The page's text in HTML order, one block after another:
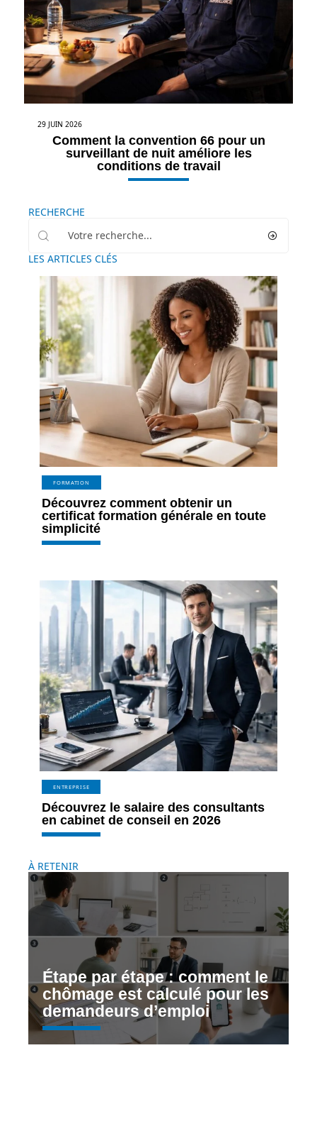
29 JUIN 2026
Comment la convention 66 pour un
surveillant de nuit améliore les
conditions de travail
RECHERCHE
LES ARTICLES CLÉS
FORMATION
Découvrez comment obtenir un
certificat formation générale en toute
simplicité
ENTREPRISE
Découvrez le salaire des consultants
en cabinet de conseil en 2026
À RETENIR
Étape par étape : comment le
chômage est calculé pour les
demandeurs d’emploi